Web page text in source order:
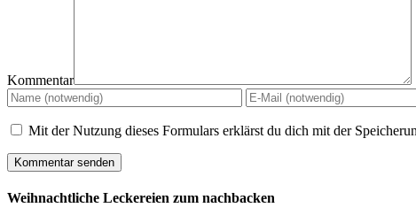
Kommentar
Mit der Nutzung dieses Formulars erklärst du dich mit der
Weihnachtliche Leckereien zum nachbacken